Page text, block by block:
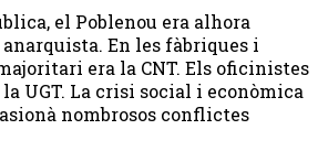
el Poblenou era alhora
En les fàbriques i
era la CNT. Els oficinistes
la UGT. La crisi social i econòmica
nombrosos conflictes